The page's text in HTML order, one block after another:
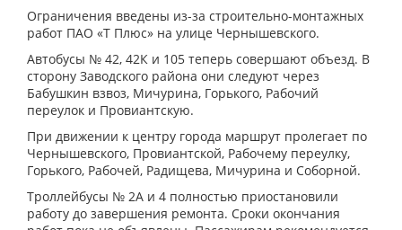
Ограничения введены из-за строительно-монтажных
работ ПАО «Т Плюс» на улице Чернышевского.
Автобусы № 42, 42К и 105 теперь совершают объезд. В
сторону Заводского района они следуют через
Бабушкин взвоз, Мичурина, Горького, Рабочий
переулок и Провиантскую.
При движении к центру города маршрут пролегает по
Чернышевского, Провиантской, Рабочему переулку,
Горького, Рабочей, Радищева, Мичурина и Соборной.
Троллейбусы № 2А и 4 полностью приостановили
работу до завершения ремонта. Сроки окончания